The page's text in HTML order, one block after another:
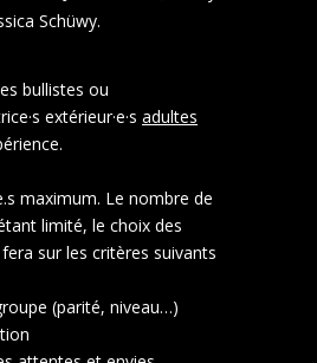
Schüwy.
bullistes ou
extérieur·e·s adultes
maximum. Le nombre de
limité, le choix des
sur les critères suivants
(parité, niveau…)